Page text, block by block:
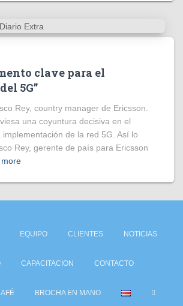
clave para el
5G”
Rey, country manager de Ericsson.
una coyuntura decisiva en el
de la red 5G. Así lo
Rey, gerente de país para Ericsson
EQUIPO CLIENTES NOTICIAS
CAPACITACION CONTACTO
BROCHA EN MANO